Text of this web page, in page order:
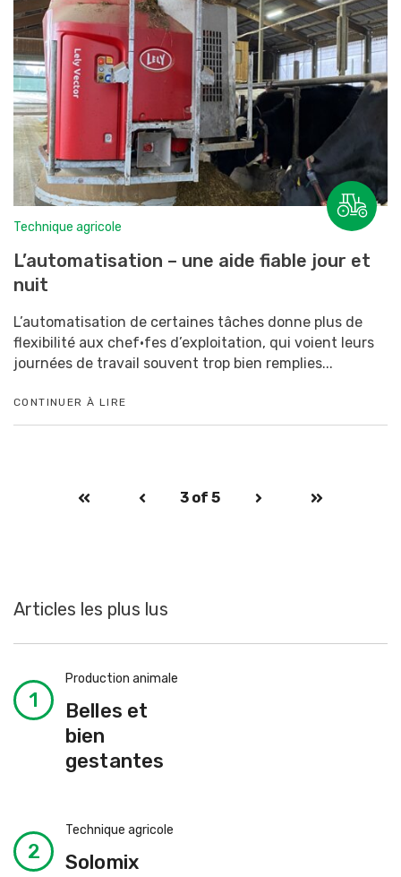
Technique agricole
L’automatisation – une aide fiable jour et
nuit
L’automatisation de certaines tâches donne plus de
flexibilité aux chef·fes d’exploitation, qui voient leurs
journées de travail souvent trop bien remplies...
CONTINUER À LIRE
3 of 5
Articles les plus lus
Production animale
Belles et
bien
gestantes
Technique agricole
Solomix